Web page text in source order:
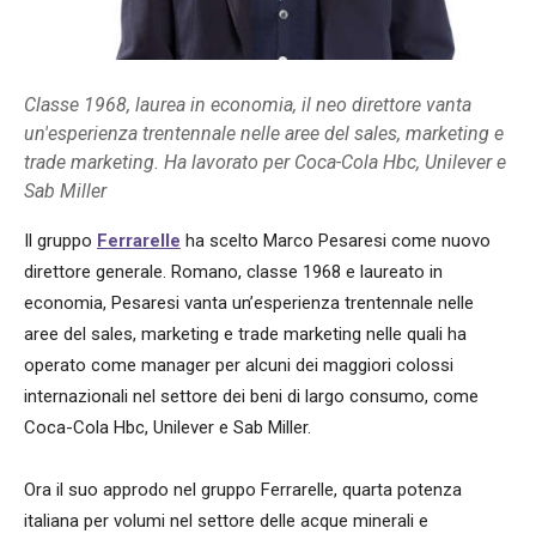
Classe 1968, laurea in economia, il neo direttore vanta
un'esperienza trentennale nelle aree del sales, marketing e
trade marketing. Ha lavorato per Coca-Cola Hbc, Unilever e
Sab Miller
Il gruppo Ferrarelle ha scelto Marco Pesaresi come nuovo
direttore generale. Romano, classe 1968 e laureato in
economia, Pesaresi vanta un’esperienza trentennale nelle
aree del sales, marketing e trade marketing nelle quali ha
operato come manager per alcuni dei maggiori colossi
internazionali nel settore dei beni di largo consumo, come
Coca-Cola Hbc, Unilever e Sab Miller.
Ora il suo approdo nel gruppo Ferrarelle, quarta potenza
italiana per volumi nel settore delle acque minerali e